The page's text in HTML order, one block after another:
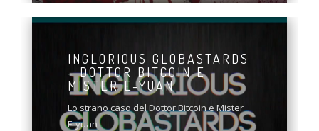
INGLORIOUS GLOBASTARDS
- DOTTOR BITCOIN E
MISTER E-YUAN
Lo strano caso del Dottor Bitcoin e Mister
E-yuan